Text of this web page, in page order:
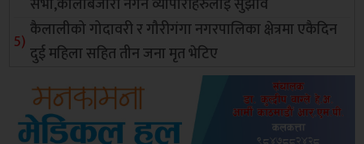
सभा,कालोबजारी नगर्न व्यापारीहरुलाई सुझाव
कैलालीको गोदावरी र गौरीगंगा नगरपालिका क्षेत्रमा एकैदिन
दुई महिला सहित तीन जना मृत भेटिए